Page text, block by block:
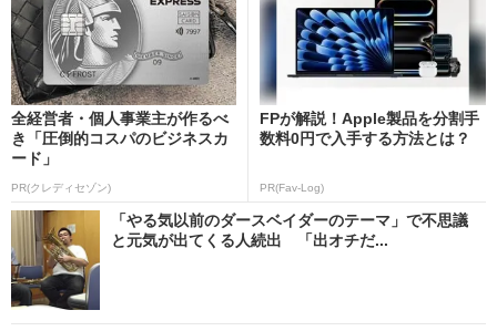
全経営者・個人事業主が作るべ
き「圧倒的コスパのビジネスカ
ード」
PR(クレディセゾン)
FPが解説！Apple製品を分割手
数料0円で入手する方法とは？
PR(Fav-Log)
「やる気以前のダースベイダーのテーマ」で不思議
と元気が出てくる人続出 「出オチだ...